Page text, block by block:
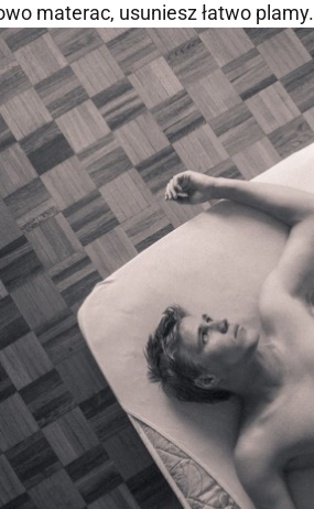
materac, usuniesz łatwo plamy.